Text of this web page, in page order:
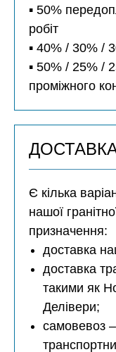
▪️ 50%
робіт
▪️ 40% / 30% /
▪️ 50% / 25% /
проміжного
Є кілька
нашої
призначення:
доставка
доставка
такими як
Делівери;
самовевоз